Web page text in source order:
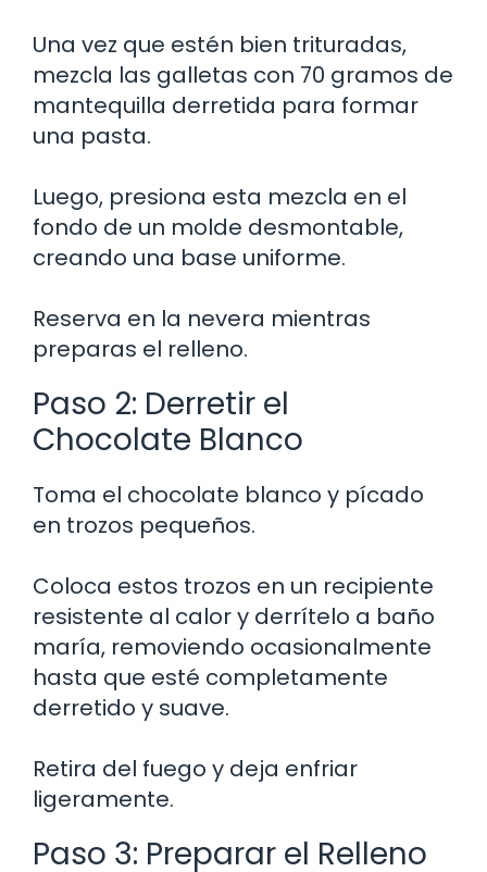
Una vez que estén bien trituradas,
mezcla las galletas con 70 gramos de
mantequilla derretida para formar
una pasta.
Luego, presiona esta mezcla en el
fondo de un molde desmontable,
creando una base uniforme.
Reserva en la nevera mientras
preparas el relleno.
Paso 2: Derretir el
Chocolate Blanco
Toma el chocolate blanco y pícado
en trozos pequeños.
Coloca estos trozos en un recipiente
resistente al calor y derrítelo a baño
maría, removiendo ocasionalmente
hasta que esté completamente
derretido y suave.
Retira del fuego y deja enfriar
ligeramente.
Paso 3: Preparar el Relleno